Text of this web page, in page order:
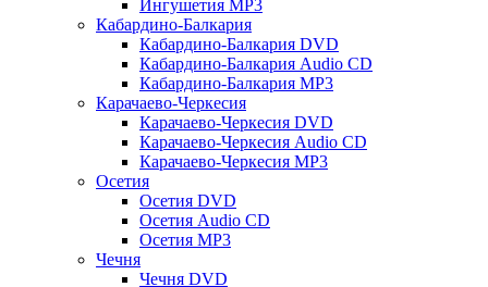
Ингушетия MP3
Кабардино-Балкария
Кабардино-Балкария DVD
Кабардино-Балкария Audio CD
Кабардино-Балкария MP3
Карачаево-Черкесия
Карачаево-Черкесия DVD
Карачаево-Черкесия Audio CD
Карачаево-Черкесия MP3
Осетия
Осетия DVD
Осетия Audio CD
Осетия MP3
Чечня
Чечня DVD